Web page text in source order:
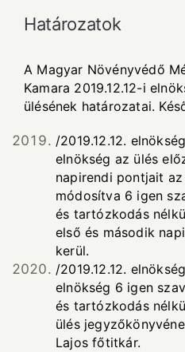
Határozatok
A Magyar Növényvédő
Kamara 2019.12.12-i
ülésének határozatai.
/2019.12.12.
elnökség az ülés
napirendi pontjait
módosítva 6 igen
és tartózkodás
első és második
kerül.
/2019.12.12.
elnökség 6 igen
és tartózkodás
ülés
Lajos főtitkár.